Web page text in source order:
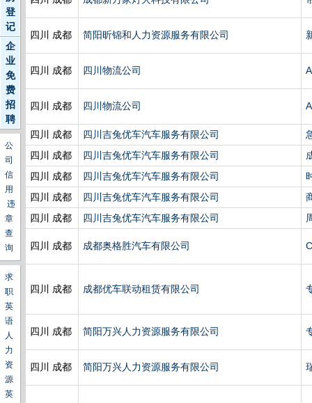
登
记
企
业
免
费
招
聘
公
司
信
用
违
章
查
询
求
职
英
语
人
力
资
源
英
四川 成都 简阳昕锦和人力资源服务有限公司
四川 成都 四川物流公司
四川 成都 四川物流公司
四川 成都 四川吉兔优车汽车服务有限公司
四川 成都
四川吉兔优车汽车服务有限公司
四川 成都
四川吉兔优车汽车服务有限公司
四川 成都
四川吉兔优车汽车服务有限公司
四川 成都
四川吉兔优车汽车服务有限公司
四川 成都 成都奥格胜汽车有限公司
四川 成都 成都优车联动租赁有限公司
四川 成都 简阳万兴人力资源服务有限公司
四川 成都 简阳万兴人力资源服务有限公司